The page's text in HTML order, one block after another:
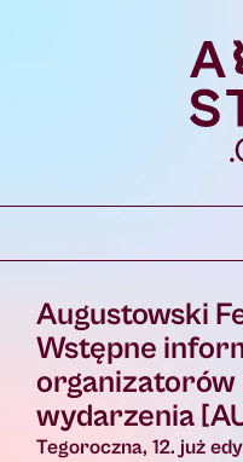
Augustowski
Wstępne
organizatorów
wydarzenia
Tegoroczna, 12. już